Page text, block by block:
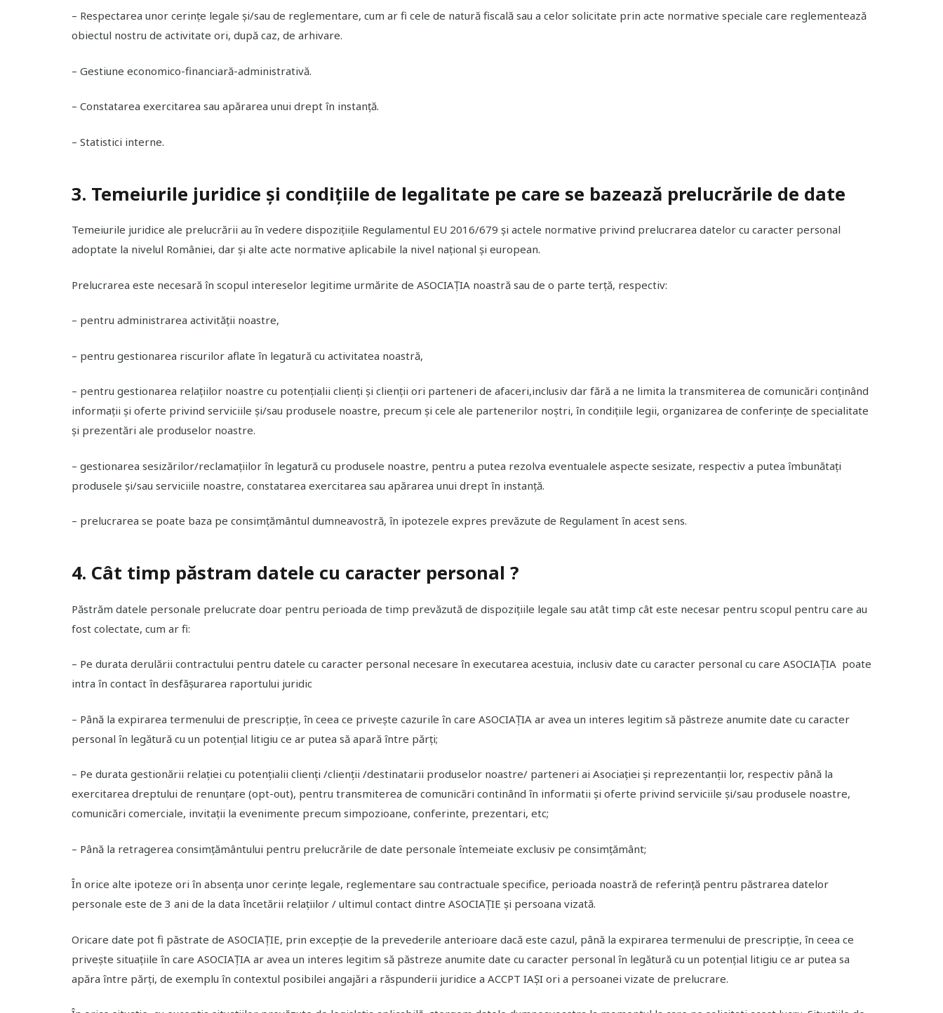
– Respectarea unor cerințe legale și/sau de reglementare, cum ar fi cele de natură fiscală sau a celor solicitate prin acte normative speciale care reglementează
obiectul nostru de activitate ori, după caz, de arhivare.
– Gestiune economico-financiară-administrativă.
– Constatarea exercitarea sau apărarea unui drept în instanță.
– Statistici interne.
3. Temeiurile juridice și condițiile de legalitate pe care se bazează prelucrările de date
Temeiurile juridice ale prelucrării au în vedere dispozițiile Regulamentul EU 2016/679 și actele normative privind prelucrarea datelor cu caracter personal
adoptate la nivelul României, dar și alte acte normative aplicabile la nivel național și european.
Prelucrarea este necesară în scopul intereselor legitime urmărite de ASOCIAȚIA noastră sau de o parte terţă, respectiv:
– pentru administrarea activității noastre,
– pentru gestionarea riscurilor aflate în legatură cu activitatea noastră,
– pentru gestionarea relațiilor noastre cu potențialii clienți și clienții ori parteneri de afaceri,inclusiv dar fără a ne limita la transmiterea de comunicări conținând
informații și oferte privind serviciile și/sau produsele noastre, precum și cele ale partenerilor noștri, în condițiile legii, organizarea de conferințe de specialitate
și prezentări ale produselor noastre.
– gestionarea sesizărilor/reclamațiilor în legatură cu produsele noastre, pentru a putea rezolva eventualele aspecte sesizate, respectiv a putea îmbunătați
produsele și/sau serviciile noastre, constatarea exercitarea sau apărarea unui drept în instanță.
– prelucrarea se poate baza pe consimțământul dumneavostră, în ipotezele expres prevăzute de Regulament în acest sens.
4. Cât timp păstram datele cu caracter personal ?
Păstrăm datele personale prelucrate doar pentru perioada de timp prevăzută de dispozițiile legale sau atât timp cât este necesar pentru scopul pentru care au
fost colectate, cum ar fi:
– Pe durata derulării contractului pentru datele cu caracter personal necesare în executarea acestuia, inclusiv date cu caracter personal cu care ASOCIAȚIA poate
intra în contact în desfășurarea raportului juridic
– Până la expirarea termenului de prescripție, în ceea ce privește cazurile în care ASOCIAȚIA ar avea un interes legitim să păstreze anumite date cu caracter
personal în legătură cu un potențial litigiu ce ar putea să apară între părți;
– Pe durata gestionării relației cu potențialii clienți /clienții /destinatarii produselor noastre/ parteneri ai Asociației și reprezentanții lor, respectiv până la
exercitarea dreptului de renunțare (opt-out), pentru transmiterea de comunicări continând în informatii și oferte privind serviciile și/sau produsele noastre,
comunicări comerciale, invitații la evenimente precum simpozioane, conferinte, prezentari, etc;
– Până la retragerea consimțământului pentru prelucrările de date personale întemeiate exclusiv pe consimțământ;
În orice alte ipoteze ori în absența unor cerințe legale, reglementare sau contractuale specifice, perioada noastră de referință pentru păstrarea datelor
personale este de 3 ani de la data încetării relațiilor / ultimul contact dintre ASOCIAȚIE și persoana vizată.
Oricare date pot fi păstrate de ASOCIAȚIE, prin excepție de la prevederile anterioare dacă este cazul, până la expirarea termenului de prescripție, în ceea ce
privește situațiile în care ASOCIAȚIA ar avea un interes legitim să păstreze anumite date cu caracter personal în legătură cu un potențial litigiu ce ar putea sa
apăra între părți, de exemplu în contextul posibilei angajări a răspunderii juridice a ACCPT IAȘI ori a persoanei vizate de prelucrare.